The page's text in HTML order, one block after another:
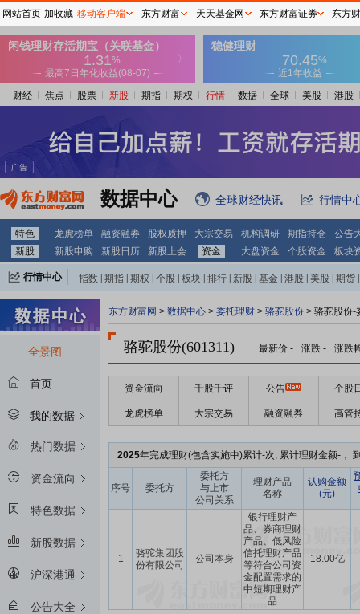
财经 焦点 股票 新股 期指 期权 行情 数据 全球 美股 港股
数据中心 全球财经快讯 行情中
特色 龙虎榜单 融资融券 股权质押 大宗交易 机构调研 期指持仓
公告
新股
新股申购 新股日历 新股上会 资金 大盘资金 个股资金 板块
行情中心 指数 期指 期权 个股 板块 排行 新股 基金 港股 美股 期货
全景图
首页
我的数据
热门数据
资金流向
特色数据
新股数据
沪深港通
公告大全
东方财富网 > 数据中心 > 委托理财 > 骆驼股份 > 骆驼股份-
骆驼股份(601311) 最新价 - 涨跌 - 涨跌
资金流向 千股千评 公告 个股
龙虎榜单 大宗交易 融资融券 高管
2025年完成理财(包含实施中)累计-次, 累计理财金额-，
序号 委托方
委托方
与上市
公司关系
理财产品
名称
认购金额
(元)
1
骆驼集团股
份有限公司
公司本身
银行理财产
品、券商理财
产品、低风险
信托理财产品
等符合公司资
金配置需求的
中短期理财产
品
18.00亿
网站首页 加收藏 移动客户端 东方财富 天天基金网 东方财富证券 东方